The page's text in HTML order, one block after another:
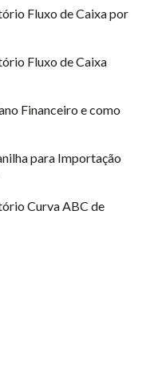
Fluxo de Caixa por
Fluxo de Caixa
Financeiro e como
para Importação
Curva ABC de